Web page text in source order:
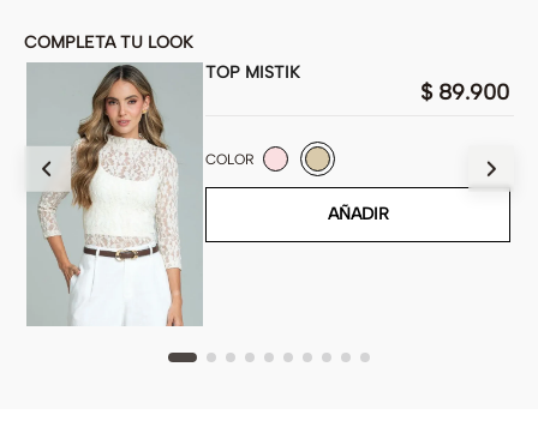
COMPLETA TU LOOK
TOP MISTIK
$ 89.900
COLOR
AÑADIR